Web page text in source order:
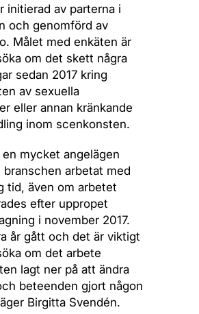
initierad av parterna i
och genomförd av
Målet med enkäten är
om det skett några
sedan 2017 kring
av sexuella
eller annan kränkande
inom scenkonsten.
mycket angelägen
branschen arbetat med
tid, även om arbetet
efter uppropet
i november 2017.
år gått och det är viktigt
om det arbete
lagt ner på att ändra
beteenden gjort någon
Birgitta Svendén.